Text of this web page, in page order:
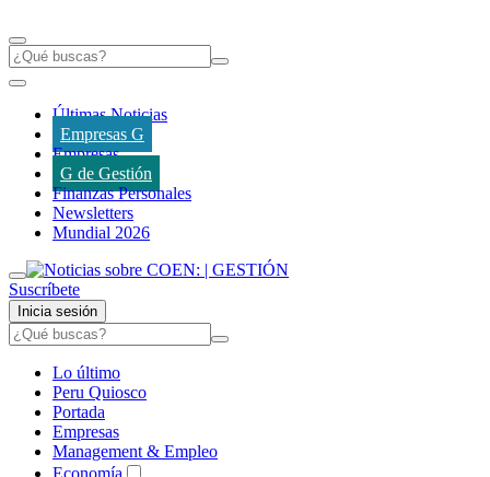
Últimas Noticias
Empresas G
Empresas
G de Gestión
Finanzas Personales
Newsletters
Mundial 2026
Suscríbete
Inicia sesión
Lo último
Peru Quiosco
Portada
Empresas
Management & Empleo
Economía